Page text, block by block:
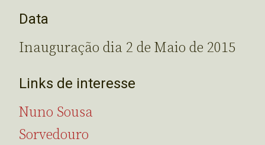
Data
Inauguração dia 2 de Maio de 2015
Links de interesse
Nuno Sousa
Sorvedouro